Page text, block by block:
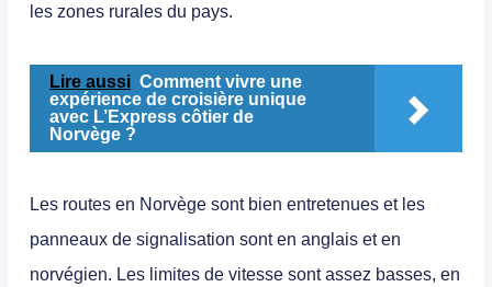
les zones rurales du pays.
Lire aussi Comment vivre une
expérience de croisière unique
avec L’Express côtier de
Norvège ?
Les routes en Norvège sont bien entretenues et les
panneaux de signalisation sont en anglais et en
norvégien. Les limites de vitesse sont assez basses, en